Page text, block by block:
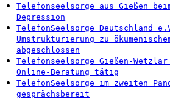
Telefonseelsorge aus Gießen
Depression
TelefonSeelsorge Deutschland
Umstrukturierung zu
abgeschlossen
Telefonseelsorge Gießen-
Online-Beratung tätig
TelefonSeelsorge im zweiten
gesprächsbereit